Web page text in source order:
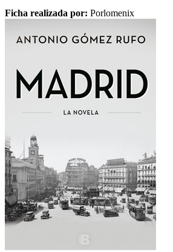
Ficha realizada por: Porlomenix